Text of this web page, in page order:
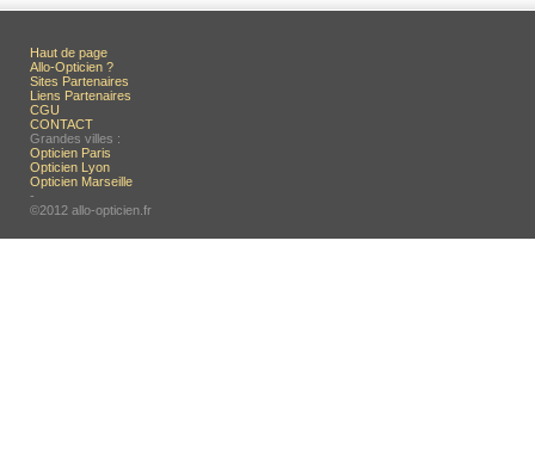
Haut de page
Allo-Opticien ?
Sites Partenaires
Liens Partenaires
CGU
CONTACT
Grandes villes :
Opticien Paris
Opticien Lyon
Opticien Marseille
-
©2012 allo-opticien.fr